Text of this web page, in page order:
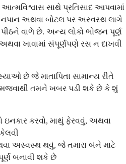
સાથે પ્રતિસાદ આપવામાં
અથવા બોટલ પર અસ્વસ્થ લાગે
વાળે છે. અન્ય લોકો ભોજન પૂર્ણ
ખાવામાં સંપૂર્ણપણે રસ ન દાખવી
છે જે માતાપિતા સામાન્ય રીતે
તમને ખબર પડી શકે છે કે શું
કરવો, માથું ફેરવવું, અથવા
અસ્વસ્થ થવું, જે તમારા બંને માટે
બનાવી શકે છે